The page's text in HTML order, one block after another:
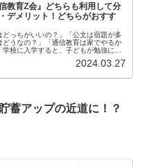
教育Z会』どちらも利用して分
デメリット！どちらがおすす
どっちがいいの？」「公文は宿題が多
どうなの？」「通信教育は家でやるか
校に入学すると、子どもが勉強につ
2024.03.27
蓄アップの近道に！？